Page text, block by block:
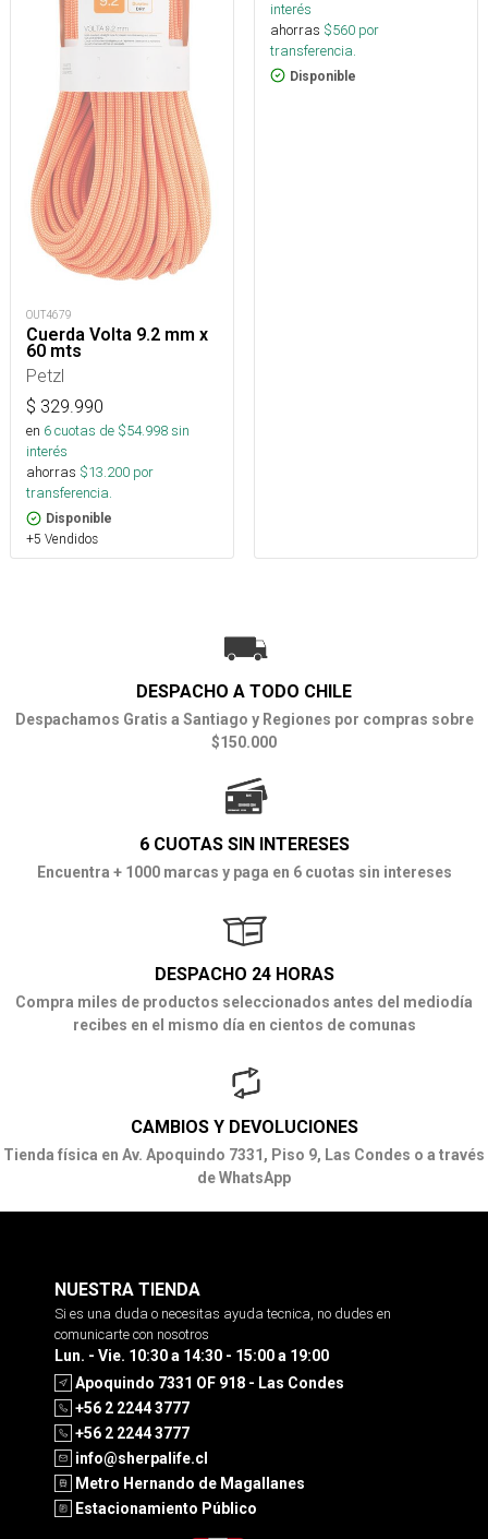
OUT4679
Cuerda Volta 9.2 mm x
60 mts
Petzl
$ 329.990
en 6cuotas de $54.998sin
interés
ahorras $13.200 por
transferencia.
Disponible
+5 Vendidos
interés
ahorras $560 por
transferencia.
Disponible
DESPACHO A TODO CHILE
Despachamos Gratis a Santiago y Regiones por compras sobre
$150.000
6 CUOTAS SIN INTERESES
Encuentra + 1000 marcas y paga en 6 cuotas sin intereses
DESPACHO 24 HORAS
Compra miles de productos seleccionados antes del mediodía
recibes en el mismo día en cientos de comunas
CAMBIOS Y DEVOLUCIONES
Tienda física en Av. Apoquindo 7331, Piso 9, Las Condes o a través
de WhatsApp
NUESTRA TIENDA
Si es una duda o necesitas ayuda tecnica, no dudes en
comunicarte con nosotros
Lun. - Vie. 10:30 a 14:30 - 15:00 a 19:00
Apoquindo 7331 OF 918 - Las Condes
+56 2 2244 3777
+56 2 2244 3777
info@sherpalife.cl
Metro Hernando de Magallanes
Estacionamiento Público